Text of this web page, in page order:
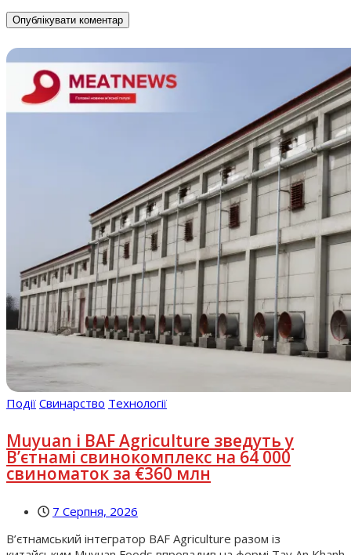
Події Свинарство Технології
Muyuan і BAF Agriculture зведуть у
В’єтнамі свинокомплекс на 64 000
свиноматок за €360 млн
7 Серпня, 2026
В’єтнамський інтегратор BAF Agriculture разом із